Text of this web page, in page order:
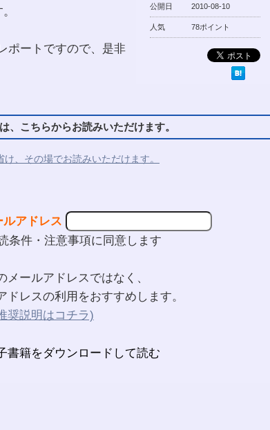
公開日 2010-08-10
人気 78ポイント
ポートですので、是非
こちらからお読みいただけます。
、その場でお読みいただけます。
ルアドレス
条件・注意事項に同意します
メールアドレスではなく、
ドレスの利用をおすすめします。
奨説明はコチラ)